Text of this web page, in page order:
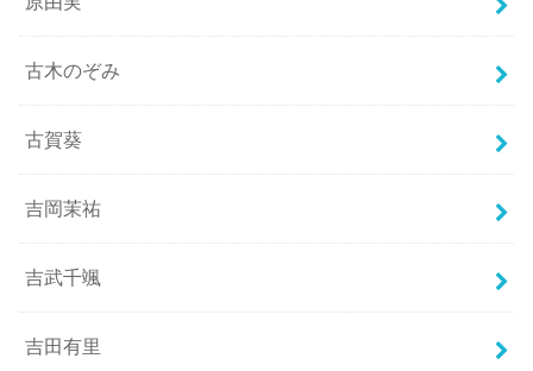
古木のぞみ
古賀葵
吉岡茉祐
吉武千颯
吉田有里